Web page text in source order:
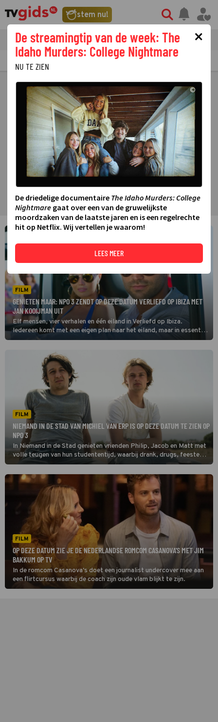
stem nu!
tvgids streaming nieuws
PRIMETIME GEMIST
FILM
GENIETEN MAAR: NPO 3 ZENDT OP DEZE DATUM VERLIEFD OP IBIZA MET
JAN KOOIJMAN UIT
Elf mensen, vier verhalen en één eiland in Verliefd op Ibiza.
Iedereen komt met een eigen plan naar het eiland, maar in essentie
blijkt iedereen voor dezelfde uitdaging te staan.
FILM
NIEMAND IN DE STAD VAN MICHIEL VAN ERP IS OP DEZE DATUM TE ZIEN OP
NPO 3
In Niemand in de Stad genieten vrienden Philip, Jacob en Matt met
volle teugen van hun studententijd, waarbij drank, drugs, feesten,
seks en liefde er allemaal bij horen.
FILM
OP DEZE DATUM ZIE JE DE NEDERLANDSE ROMCOM CASANOVA'S MET JIM
BAKKUM OP TV
In de romcom Casanova's doet een journalist undercover mee aan
een flirtcursus waarbij de coach zijn oude vlam blijkt te zijn.
×
De streamingtip van de week: The
Idaho Murders: College Nightmare
NU TE ZIEN
©
De driedelige documentaire The Idaho Murders: College
Nightmare gaat over een van de gruwelijkste
moordzaken van de laatste jaren en is een regelrechte
hit op Netflix. Wij vertellen je waarom!
LEES MEER